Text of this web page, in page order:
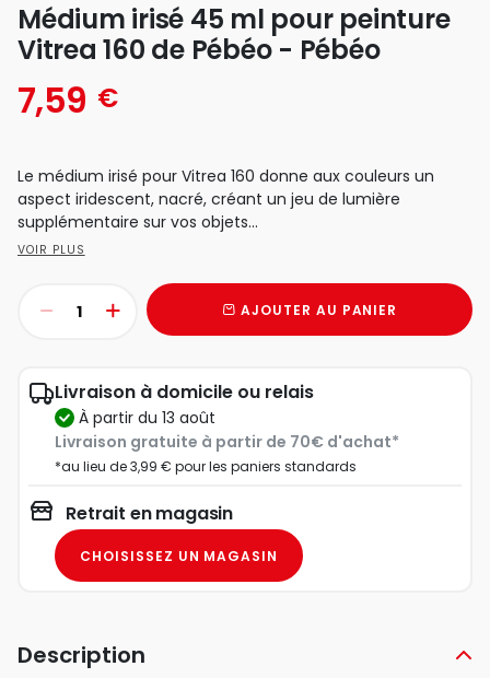
Médium irisé 45 ml pour peinture
Vitrea 160 de Pébéo - Pébéo
7,59 €
Le médium irisé pour Vitrea 160 donne aux couleurs un
aspect iridescent, nacré, créant un jeu de lumière
supplémentaire sur vos objets...
VOIR PLUS
AJOUTER AU PANIER
Livraison à domicile ou relais
à partir du 13 août
Livraison gratuite à partir de 70€ d'achat*
*au lieu de 3,99 € pour les paniers standards
Retrait en magasin
CHOISISSEZ UN MAGASIN
Description